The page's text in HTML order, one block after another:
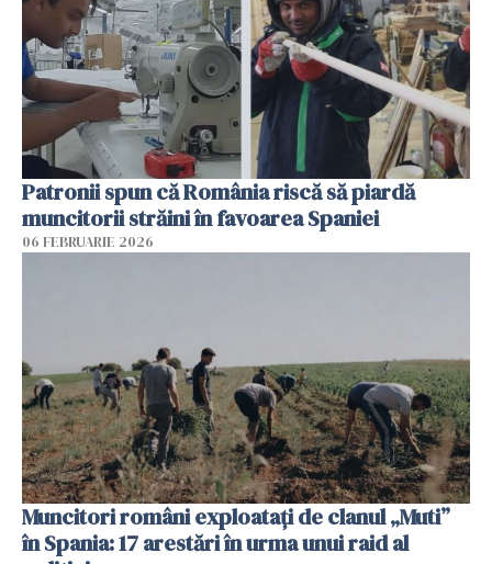
Patronii spun că România riscă să piardă
muncitorii străini în favoarea Spaniei
06 FEBRUARIE 2026
Muncitori români exploatați de clanul „Muti”
în Spania: 17 arestări în urma unui raid al